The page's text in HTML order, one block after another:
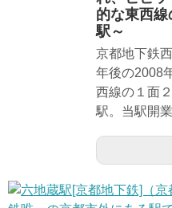
的な東西
駅～
京都地下鉄
年後の2008
西線の１面
駅。当駅開